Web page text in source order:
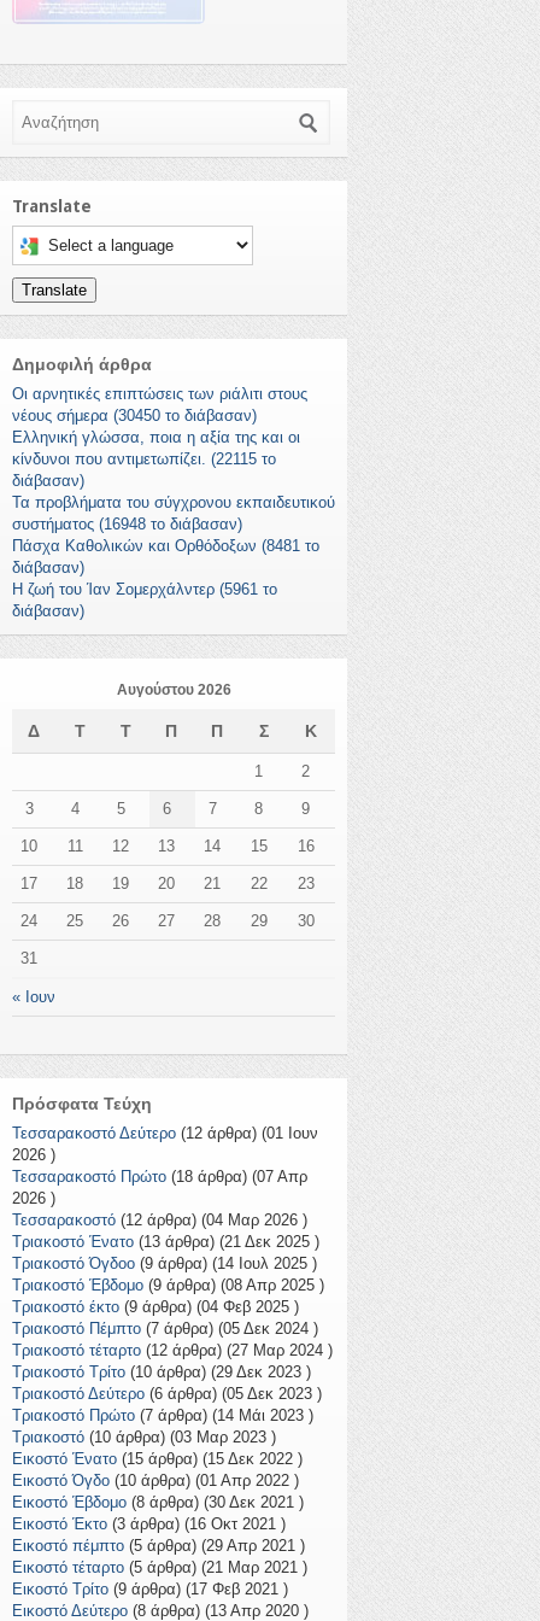
Translate
Select a language to translate this page
Translate
Δημοφιλή άρθρα
Οι αρνητικές επιπτώσεις των ριάλιτι στους
νέους σήμερα (30450 το διάβασαν)
Ελληνική γλώσσα, ποια η αξία της και οι
κίνδυνοι που αντιμετωπίζει. (22115 το
διάβασαν)
Τα προβλήματα του σύγχρονου εκπαιδευτικού
συστήματος (16948 το διάβασαν)
Πάσχα Καθολικών και Ορθόδοξων (8481 το
διάβασαν)
Η ζωή του Ίαν Σομερχάλντερ (5961 το
διάβασαν)
Αυγούστου 2026
Δ Τ Τ Π Π Σ Κ
« Ιουν
1 2
3 4 5 6 7 8 9
10 11 12 13 14 15 16
17 18 19 20 21 22 23
24 25 26 27 28 29 30
31
Πρόσφατα Τεύχη
Τεσσαρακοστό Δεύτερο (12 άρθρα) (01 Ιουν
2026 )
Τεσσαρακοστό Πρώτο (18 άρθρα) (07 Απρ
2026 )
Τεσσαρακοστό (12 άρθρα) (04 Μαρ 2026 )
Τριακοστό Ένατο (13 άρθρα) (21 Δεκ 2025 )
Τριακοστό Όγδοο (9 άρθρα) (14 Ιουλ 2025 )
Τριακοστό Έβδομο (9 άρθρα) (08 Απρ 2025 )
Τριακοστό έκτο (9 άρθρα) (04 Φεβ 2025 )
Τριακοστό Πέμπτο (7 άρθρα) (05 Δεκ 2024 )
Τριακοστό τέταρτο (12 άρθρα) (27 Μαρ 2024 )
Τριακοστό Τρίτο (10 άρθρα) (29 Δεκ 2023 )
Τριακοστό Δεύτερο (6 άρθρα) (05 Δεκ 2023 )
Τριακοστό Πρώτο (7 άρθρα) (14 Μάι 2023 )
Τριακοστό (10 άρθρα) (03 Μαρ 2023 )
Εικοστό Ένατο (15 άρθρα) (15 Δεκ 2022 )
Εικοστό Όγδο (10 άρθρα) (01 Απρ 2022 )
Εικοστό Έβδομο (8 άρθρα) (30 Δεκ 2021 )
Εικοστό Έκτο (3 άρθρα) (16 Οκτ 2021 )
Εικοστό πέμπτο (5 άρθρα) (29 Απρ 2021 )
Εικοστό τέταρτο (5 άρθρα) (21 Μαρ 2021 )
Εικοστό Τρίτο (9 άρθρα) (17 Φεβ 2021 )
Εικοστό Δεύτερο (8 άρθρα) (13 Απρ 2020 )